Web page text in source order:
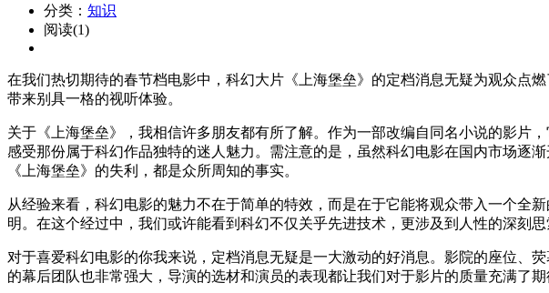
分类： 知识
阅读(1)
在我们热切期待的春节档电影中，科幻大片《上海堡垒》的定档消息无疑为观众点
带来别具一格的视听体验。
关于《上海堡垒》，我相信许多朋友都有所了解。作为一部改编自同名小说的影片
感受那份属于科幻作品独特的迷人魅力。需注意的是，虽然科幻电影在国内市场逐
《上海堡垒》的失利，都是众所周知的事实。
从经验来看，科幻电影的魅力不在于简单的特效，而是在于它能将观众带入一个全
明。在这个经过中，我们或许能看到科幻不仅关乎先进技术，更涉及到人性的深刻思
对于喜爱科幻电影的你我来说，定档消息无疑是一大激动的好消息。影院的座位、
的幕后团队也非常强大，导演的选材和演员的表现都让我们对于影片的质量充满了期